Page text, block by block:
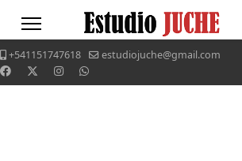
+541151747618 estudiojuche@gmail.com